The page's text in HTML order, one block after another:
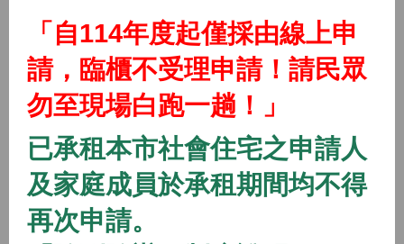
(115年隨到隨辦)中路三號社會住宅
2026/01/01 08:00 ~
(115年隨到隨辦)中路四號社會住宅
2026/01/01 08:00 ~
「自114年度起僅採由線上申
請，臨櫃不受理申請！請民眾
勿至現場白跑一趟！」
已承租本市社會住宅之申請人
及家庭成員於承租期間均不得
再次申請。